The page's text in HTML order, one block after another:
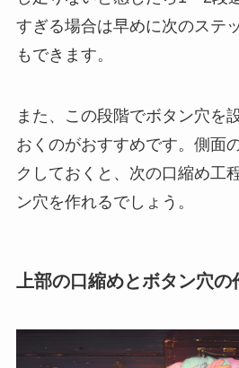
すぎる場合は早めに次のステ
もできます。
また、この段階でボタン穴を
おくのがおすすめです。側面
クしておくと、次の口縮め工
ン穴を作れるでしょう。
上部の口縮めとボタン穴の